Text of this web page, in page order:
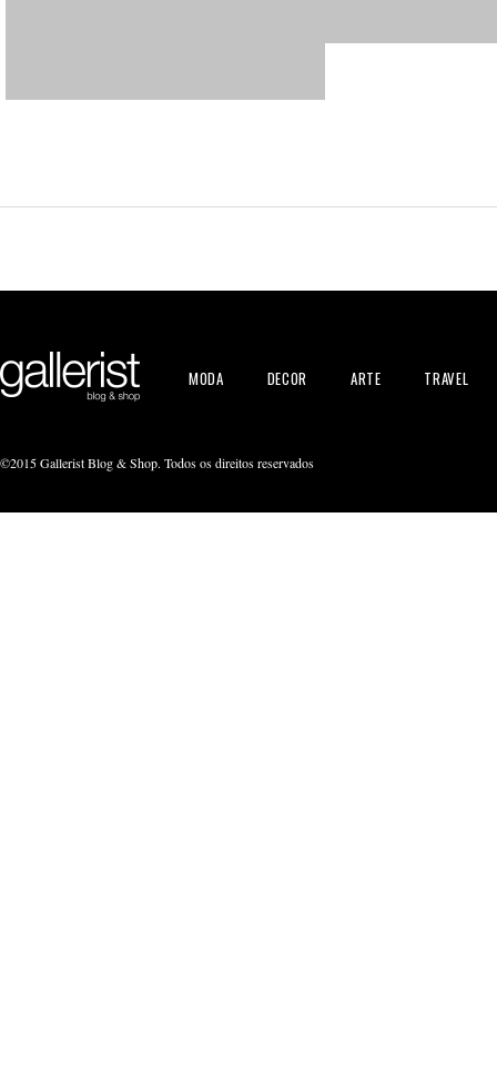
MODA DECOR ARTE TRAVEL
©2015 Gallerist Blog & Shop. Todos os direitos reservados